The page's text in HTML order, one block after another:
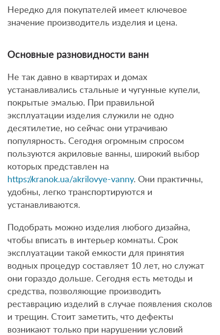
Нередко для покупателей имеет ключевое
значение производитель изделия и цена.
Основные разновидности ванн
Не так давно в квартирах и домах
устанавливались стальные и чугунные купели,
покрытые эмалью. При правильной
эксплуатации изделия служили не одно
десятилетие, но сейчас они утрачиваю
популярность. Сегодня огромным спросом
пользуются акриловые ванны, широкий выбор
которых представлен на
https://kranok.ua/akrilovye-vanny. Они практичны,
удобны, легко транспортируются и
устанавливаются.
Подобрать можно изделия любого дизайна,
чтобы вписать в интерьер комнаты. Срок
эксплуатации такой емкости для принятия
водных процедур составляет 10 лет, но служат
они гораздо дольше. Сегодня есть методы и
средства, позволяющие производить
реставрацию изделий в случае появления сколов
и трещин. Стоит заметить, что дефекты
возникают только при нарушении условий